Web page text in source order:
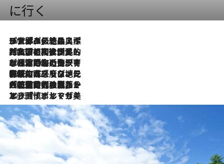
に行く
2026.8.8
リスボンの絶品スイーツ「パステル・デ・ナタ」とは？ポルトガル伝統の奥深い世界へ
2026.7.27
「私の祖国はポルトガル語です」国民的詩人フェルナンド・ペソアと、彼が愛した文学の街を歩く
2026.7.26
ポルトガル近海が育む極上の海の幸。キリリと冷えた白ワインと愉しむ、シーフード専門店の贅沢
2026.7.22
伝統の味をモダンに昇華。高感度な地元客が集う、リスボンの最旬ガストロノミー
2026.7.21
大航海時代の栄華から、震災、独裁、そして革命へ。ポルトガル・首都リスボンの石畳に刻まれた「歴史の光と影」
2026.7.13
エッセイ・ヤマザキマリ「慎ましくも美しき国 ポルトガル」